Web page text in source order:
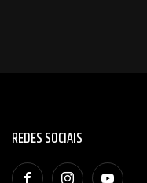
REDES SOCIAIS